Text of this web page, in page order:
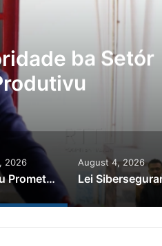
ba Setór
2026
Governu Promete Tau Prioridade ba Setór Minerais no Setór Produtivu
August 4, 2026